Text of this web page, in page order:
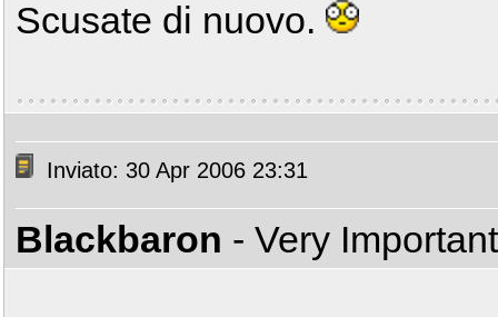
Scusate di nuovo.
Inviato: 30 Apr 2006 23:31
Blackbaron - Very